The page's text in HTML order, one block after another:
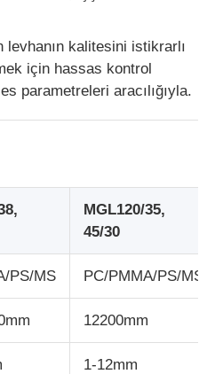
Hattı
hattı
levhanın kalitesini istikrarlı
için hassas kontrol
parametreleri aracılığıyla.
MGL120/35,
45/30
PS/MS PC/PMMA/PS/MS
12200mm
1-12mm